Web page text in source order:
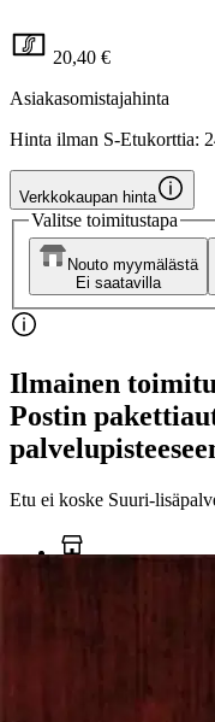
20,40 €
Asiakasomistajahinta
Hinta ilman S-Etukorttia:
Verkkokaupan hinta
Valitse toimitustapa
Nouto myymälästä
Ei saatavilla
Ilmainen
Postin
Etu ei koske